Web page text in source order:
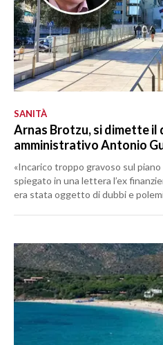
SANITÀ
Arnas Brotzu, si dimette
amministrativo Antonio
«Incarico troppo gravoso sul piano
spiegato in una lettera l’ex
era stata oggetto di dubbi e